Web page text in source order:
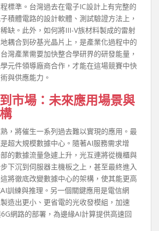
標準。台灣過去在電子IC設計上有完整的
積體電路的設計軟體、測試驗證方法上，
缺。此外，如何將III-V族材料製成的雷射
耦合到矽基光晶片上，是產業化過程中的
灣產業需要加快整合學研界的研發能量，
元件領導廠商合作，才能在這場競賽中快
與供應能力。
市場：未來應用場景與
，將催生一系列過去難以實現的應用。最
超大規模數據中心。隨著AI服務需求增
的數據流量急遽上升，光互連將從機櫃與
下沉到伺服器主機板之上，甚至最終進入
將徹底改變數據中心的架構，使其能更高
訓練與推理。另一個關鍵應用是電信網
造出更小、更省電的光收發模組，加速
網路的部署，為邊緣AI計算提供高速回